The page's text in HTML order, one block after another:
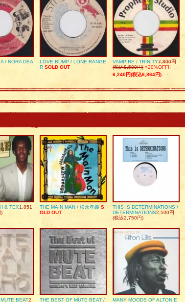
/ NORA DEA
LOVE BUMP / LONE RANGE
R SOLD OUT
VAMPIRE / TRINITY7,800円
(税込8,580円) »20%OFF!!
6,240円(税込6,864円)
& TEX1,851
)
THE MAIN MAN / 松永孝義 S
OLD OUT
THIS IS DETERMINATIONS /
DETERMINATIONS2,500円
(税込2,750円)
BEAT2,
THE BEST OF MUTE BEAT /
MANY MOODS OF ALTON E